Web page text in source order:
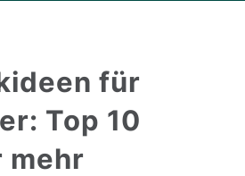
für
Top 10
mehr